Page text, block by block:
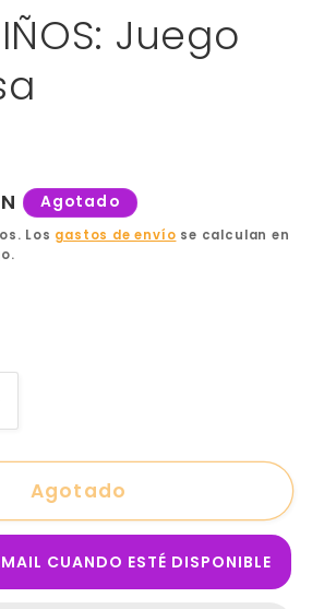
Juego
Agotado
Los gastos de envío se calculan en
MAESTRO
Agotado
CUANDO ESTÉ DISPONIBLE